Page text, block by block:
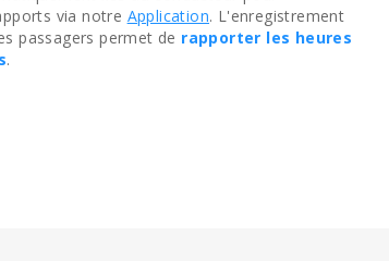
via notre Application. L'enregistrement
passagers permet de rapporter les heures
.